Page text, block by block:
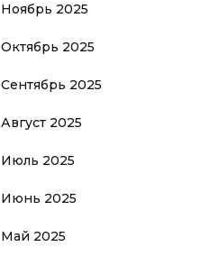
Ноябрь 2025
Октябрь 2025
Сентябрь 2025
Август 2025
Июль 2025
Июнь 2025
Май 2025